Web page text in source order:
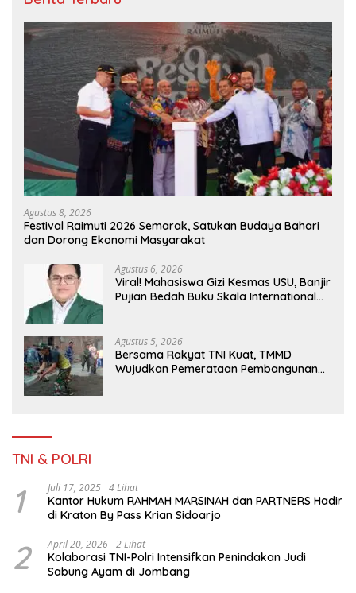
Agustus 8, 2026
Festival Raimuti 2026 Semarak, Satukan Budaya Bahari
dan Dorong Ekonomi Masyarakat
Agustus 6, 2026
Viral! Mahasiswa Gizi Kesmas USU, Banjir
Pujian Bedah Buku Skala International
Agustus 5, 2026
Bersama Rakyat TNI Kuat, TMMD
Wujudkan Pemerataan Pembangunan
TNI & POLRI
1 Juli 17, 2025 4 Lihat
Kantor Hukum RAHMAH MARSINAH dan PARTNERS Hadir
di Kraton By Pass Krian Sidoarjo
2 April 20, 2026 2 Lihat
Kolaborasi TNI-Polri Intensifkan Penindakan Judi
Sabung Ayam di Jombang